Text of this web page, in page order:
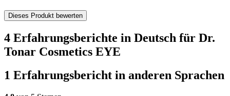
Dieses Produkt bewerten
4 Erfahrungsberichte in Deutsch für Dr.
Tonar Cosmetics EYE
1 Erfahrungsbericht in anderen Sprachen